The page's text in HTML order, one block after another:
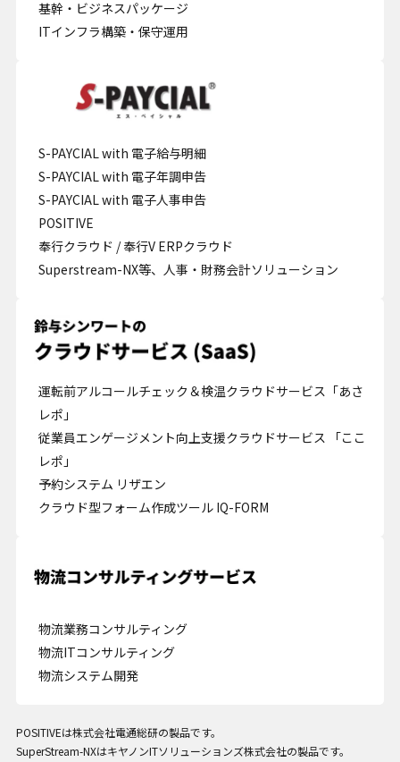
基幹・ビジネスパッケージ
ITインフラ構築・保守運用
S-PAYCIAL with 電子給与明細
S-PAYCIAL with 電子年調申告
S-PAYCIAL with 電子人事申告
POSITIVE
奉行クラウド / 奉行V ERPクラウド
Superstream-NX等、人事・財務会計ソリューション
運転前アルコールチェック＆検温クラウドサービス「あさ
レポ」
従業員エンゲージメント向上支援クラウドサービス 「ここ
レポ」
予約システム リザエン
クラウド型フォーム作成ツール IQ-FORM
物流業務コンサルティング
物流ITコンサルティング
物流システム開発
POSITIVEは株式会社電通総研の製品です。
SuperStream-NXはキヤノンITソリューションズ株式会社の製品です。
プライバシー情報
プライバシー情報
お客様が当サイトを訪れると、ブラウザに情報が保存される、またはブラウ
ザに保存された情報が取得されることがあります。情報の主な保存先は
せる目的を中心に使われます。個人を直接特定できる情報が保存されること
は通常ありませんが、Web サイトのパーソナライズに使われることはあり